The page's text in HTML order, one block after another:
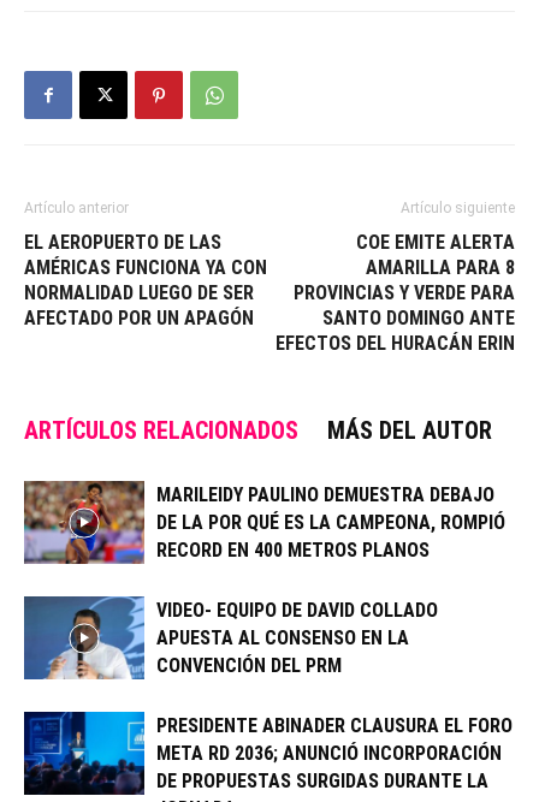
Artículo anterior
EL AEROPUERTO DE LAS
AMÉRICAS FUNCIONA YA CON
NORMALIDAD LUEGO DE SER
AFECTADO POR UN APAGÓN
Artículo siguiente
COE EMITE ALERTA
AMARILLA PARA 8
PROVINCIAS Y VERDE PARA
SANTO DOMINGO ANTE
EFECTOS DEL HURACÁN ERIN
ARTÍCULOS RELACIONADOS MÁS DEL AUTOR
MARILEIDY PAULINO DEMUESTRA DEBAJO
DE LA POR QUÉ ES LA CAMPEONA, ROMPIÓ
RECORD EN 400 METROS PLANOS
VIDEO- EQUIPO DE DAVID COLLADO
APUESTA AL CONSENSO EN LA
CONVENCIÓN DEL PRM
PRESIDENTE ABINADER CLAUSURA EL FORO
META RD 2036; ANUNCIÓ INCORPORACIÓN
DE PROPUESTAS SURGIDAS DURANTE LA